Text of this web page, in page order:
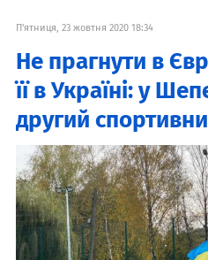
П'ятниця, 23 жовтня 2020 18:34
Не прагнути в
її в Україні: у
другий